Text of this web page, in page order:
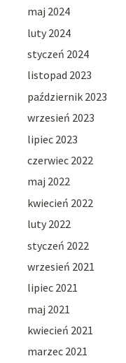
maj 2024
luty 2024
styczeń 2024
listopad 2023
październik 2023
wrzesień 2023
lipiec 2023
czerwiec 2022
maj 2022
kwiecień 2022
luty 2022
styczeń 2022
wrzesień 2021
lipiec 2021
maj 2021
kwiecień 2021
marzec 2021